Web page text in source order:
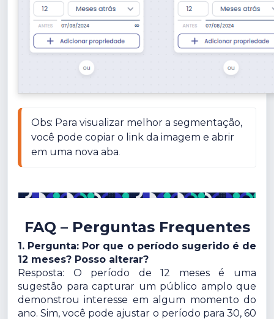
Obs: Para visualizar melhor a segmentação,
você pode copiar o link da imagem e abrir
em uma nova aba.
FAQ – Perguntas Frequentes
1. Pergunta: Por que o período sugerido é de
12 meses? Posso alterar?
Resposta: O período de 12 meses é uma
sugestão para capturar um público amplo que
demonstrou interesse em algum momento do
ano. Sim, você pode ajustar o período para 30, 60